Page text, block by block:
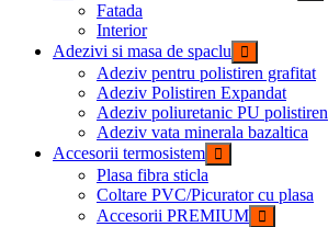
Fatada
Interior
Adezivi si masa de spaclu
Adeziv pentru polistiren grafitat
Adeziv Polistiren Expandat
Adeziv poliuretanic PU polistiren
Adeziv vata minerala bazaltica
Accesorii termosistem
Plasa fibra sticla
Coltare PVC/Picurator cu plasa
Accesorii PREMIUM